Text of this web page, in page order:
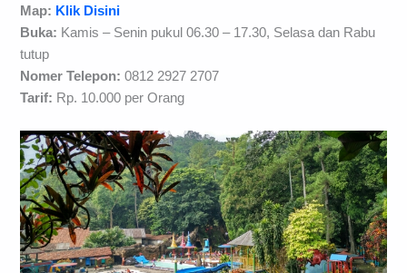
Map: Klik Disini
Buka: Kamis – Senin pukul 06.30 – 17.30, Selasa dan Rabu
tutup
Nomer Telepon:0812 2927 2707
Tarif: Rp. 10.000 per Orang